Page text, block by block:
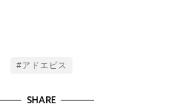
#アドエビス
SHARE